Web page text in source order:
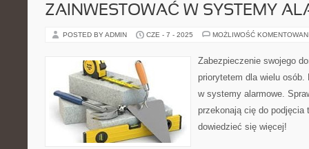
ZAINWESTOWAĆ W SYSTEMY
POSTED BY ADMIN CZE - 7 - 2025 MOŻLIWOŚĆ
Zabezpieczenie swojego
priorytetem dla wielu osób.
w systemy alarmowe.
przekonają cię do
dowiedzieć się więcej!